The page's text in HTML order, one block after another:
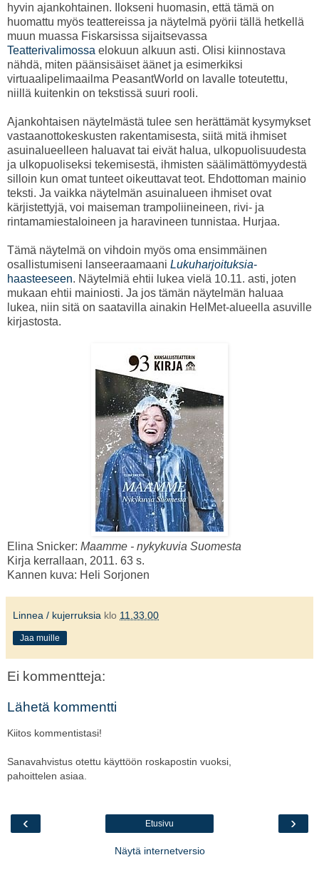
hyvin ajankohtainen. Ilokseni huomasin, että tämä on
huomattu myös teattereissa ja näytelmä pyörii tällä hetkellä
muun muassa Fiskarsissa sijaitsevassa
Teatterivalimossa elokuun alkuun asti. Olisi kiinnostava
nähdä, miten päänsisäiset äänet ja esimerkiksi
virtuaalipelimaailma PeasantWorld on lavalle toteutettu,
niillä kuitenkin on tekstissä suuri rooli.
Ajankohtaisen näytelmästä tulee sen herättämät kysymykset
vastaanottokeskusten rakentamisesta, siitä mitä ihmiset
asuinalueelleen haluavat tai eivät halua, ulkopuolisuudesta
ja ulkopuoliseksi tekemisestä, ihmisten säälimättömyydestä
silloin kun omat tunteet oikeuttavat teot. Ehdottoman mainio
teksti. Ja vaikka näytelmän asuinalueen ihmiset ovat
kärjistettyjä, voi maiseman trampoliineineen, rivi- ja
rintamamiestaloineen ja haravineen tunnistaa. Hurjaa.
Tämä näytelmä on vihdoin myös oma ensimmäinen
osallistumiseni lanseeraamaani Lukuharjoituksia-
haasteeseen. Näytelmiä ehtii lukea vielä 10.11. asti, joten
mukaan ehtii mainiosti. Ja jos tämän näytelmän haluaa
lukea, niin sitä on saatavilla ainakin HelMet-alueella asuville
kirjastosta.
Elina Snicker: Maamme - nykykuvia Suomesta
Kirja kerrallaan, 2011. 63 s.
Kannen kuva: Heli Sorjonen
Linnea / kujerruksia klo 11.33.00
Jaa muille
Ei kommentteja:
Lähetä kommentti
Kiitos kommentistasi!
Sanavahvistus otettu käyttöön roskapostin vuoksi,
pahoittelen asiaa.
‹ ›
Etusivu
Näytä internetversio